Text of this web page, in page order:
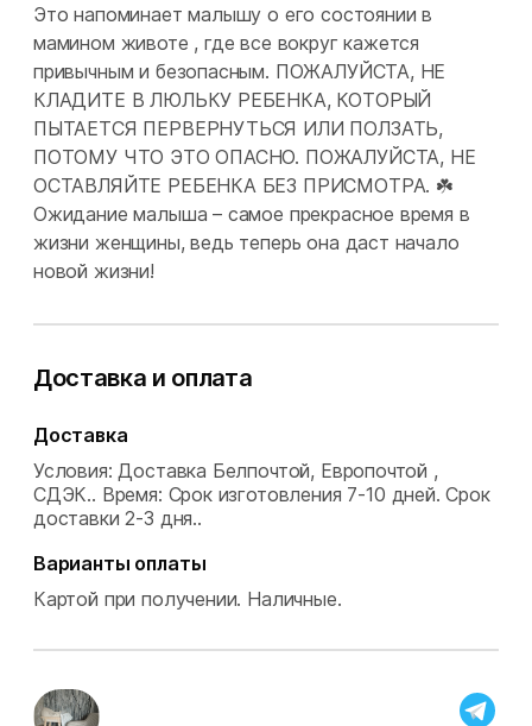
Это напоминает малышу о его состоянии в
мамином животе , где все вокруг кажется
привычным и безопасным. ПОЖАЛУЙСТА, НЕ
КЛАДИТЕ В ЛЮЛЬКУ РЕБЕНКА, КОТОРЫЙ
ПЫТАЕТСЯ ПЕРВЕРНУТЬСЯ ИЛИ ПОЛЗАТЬ,
ПОТОМУ ЧТО ЭТО ОПАСНО. ПОЖАЛУЙСТА, НЕ
ОСТАВЛЯЙТЕ РЕБЕНКА БЕЗ ПРИСМОТРА. ☘️
Ожидание малыша – самое прекрасное время в
жизни женщины, ведь теперь она даст начало
новой жизни!
Доставка и оплата
Доставка
Условия: Доставка Белпочтой, Европочтой ,
СДЭК.. Время: Срок изготовления 7-10 дней. Срок
доставки 2-3 дня..
Варианты оплаты
Картой при получении. Наличные.